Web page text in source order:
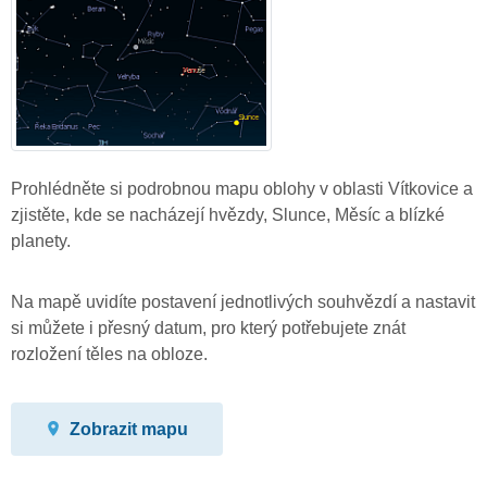
Prohlédněte si podrobnou mapu oblohy v oblasti Vítkovice a
zjistěte, kde se nacházejí hvězdy, Slunce, Měsíc a blízké
planety.
Na mapě uvidíte postavení jednotlivých souhvězdí a nastavit
si můžete i přesný datum, pro který potřebujete znát
rozložení těles na obloze.
Zobrazit mapu